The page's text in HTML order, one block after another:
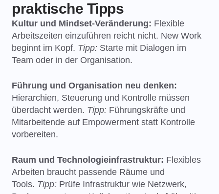
praktische Tipps
Kultur und Mindset-Veränderung: Flexible
Arbeitszeiten einzuführen reicht nicht. New Work
beginnt im Kopf. Tipp: Starte mit Dialogen im
Team oder in der Organisation.
Führung und Organisation neu denken:
Hierarchien, Steuerung und Kontrolle müssen
überdacht werden. Tipp: Führungskräfte und
Mitarbeitende auf Empowerment statt Kontrolle
vorbereiten.
Raum und Technologieinfrastruktur: Flexibles
Arbeiten braucht passende Räume und
Tools. Tipp: Prüfe Infrastruktur wie Netzwerk,